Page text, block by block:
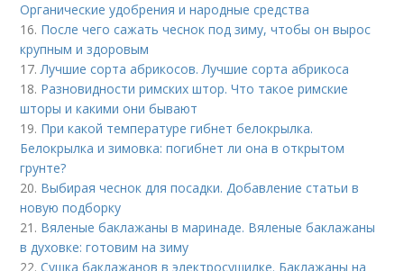
Органические удобрения и народные средства
16. После чего сажать чеснок под зиму, чтобы он вырос
крупным и здоровым
17.Лучшие сорта абрикосов. Лучшие сорта абрикоса
18. Разновидности римских штор. Что такое римские
шторы и какими они бывают
19. При какой температуре гибнет белокрылка.
Белокрылка и зимовка: погибнет ли она в открытом
грунте?
20. Выбирая чеснок для посадки. Добавление статьи в
новую подборку
21. Вяленые баклажаны в маринаде. Вяленые баклажаны
в духовке: готовим на зиму
22.Сушка баклажанов в электросушилке. Баклажаны на